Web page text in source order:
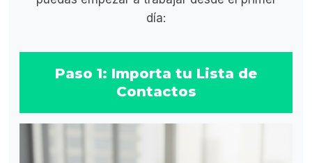
día:
Paso 1: Importa tu Lista de
Contactos